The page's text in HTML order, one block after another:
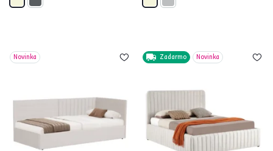
Novinka Zadarmo Novinka